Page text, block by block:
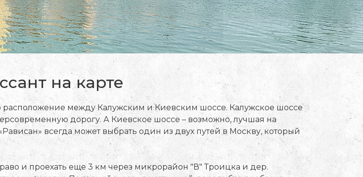
на карте
расположение между Калужским и Киевским шоссе. Калужское шоссе
дорогу. А Киевское шоссе – возможно, лучшая на
всегда может выбрать один из двух путей в Москву, который
и проехать еще 3 км через микрорайон "В" Троицка и дер.